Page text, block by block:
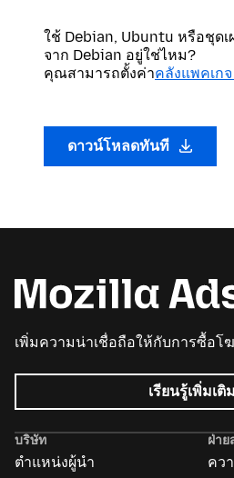
ใช้ Debian, Ubuntu หรือชุด
จาก Debian อยู่ใช่ไหม?
คุณสามารถตั้งค่าคลังแพคเก
ดาวน์โหลดทันที
เพิ่มความน่าเชื่อถือให้กับการซื้อ
เรียนรู้เพิ่มเติม
บริษัท
ตำแหน่งผู้นำ
ฝ่า
คว